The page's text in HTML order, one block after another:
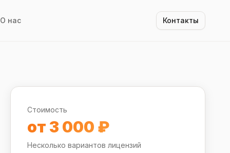
О нас Контакты
Стоимость
от 3 000 ₽
Несколько вариантов лицензий